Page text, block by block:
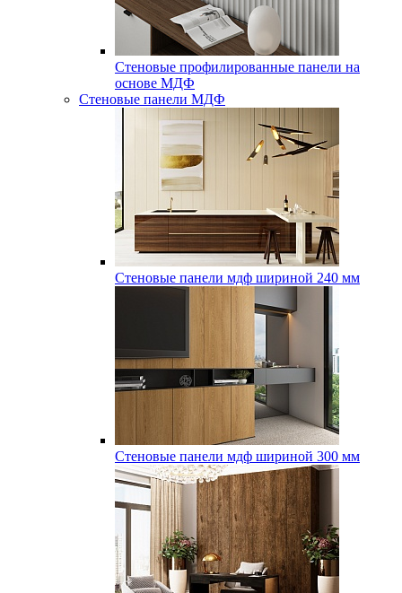
Стеновые профилированные панели на
основе МДФ
Стеновые панели МДФ
Стеновые панели мдф шириной 240 мм
Стеновые панели мдф шириной 300 мм